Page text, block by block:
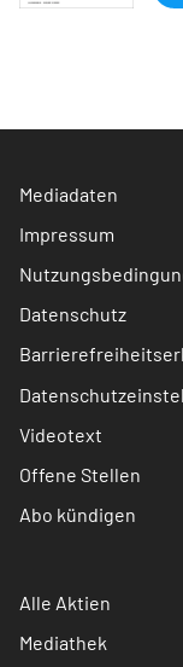
Mediadaten
Impressum
Datenschutz
Videotext
Offene Stellen
Abo kündigen
Alle Aktien
Mediathek